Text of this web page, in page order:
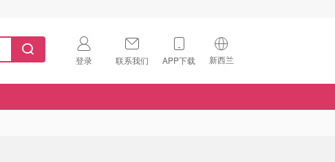
登录 联系我们 APP下载 新西兰
🇺🇸